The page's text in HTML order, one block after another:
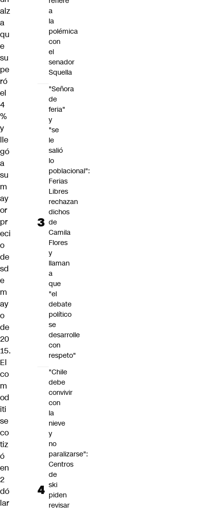
alz
a
qu
e
su
pe
ró
el
4
%
y
lle
gó
a
su
m
ay
or
pr
eci
o
de
sd
e
m
ay
o
de
20
15.
El
co
m
od
iti
se
co
tiz
ó
en
2
dó
lar
a
la
polémica
con
el
senador
Squella
"Señora
de
feria"
y
"se
le
salió
lo
poblacional":
Ferias
Libres
rechazan
dichos
de
Camila
Flores
y
llaman
a
que
"el
debate
político
se
desarrolle
con
respeto"
"Chile
debe
convivir
con
la
nieve
y
no
paralizarse":
Centros
de
ski
piden
revisar